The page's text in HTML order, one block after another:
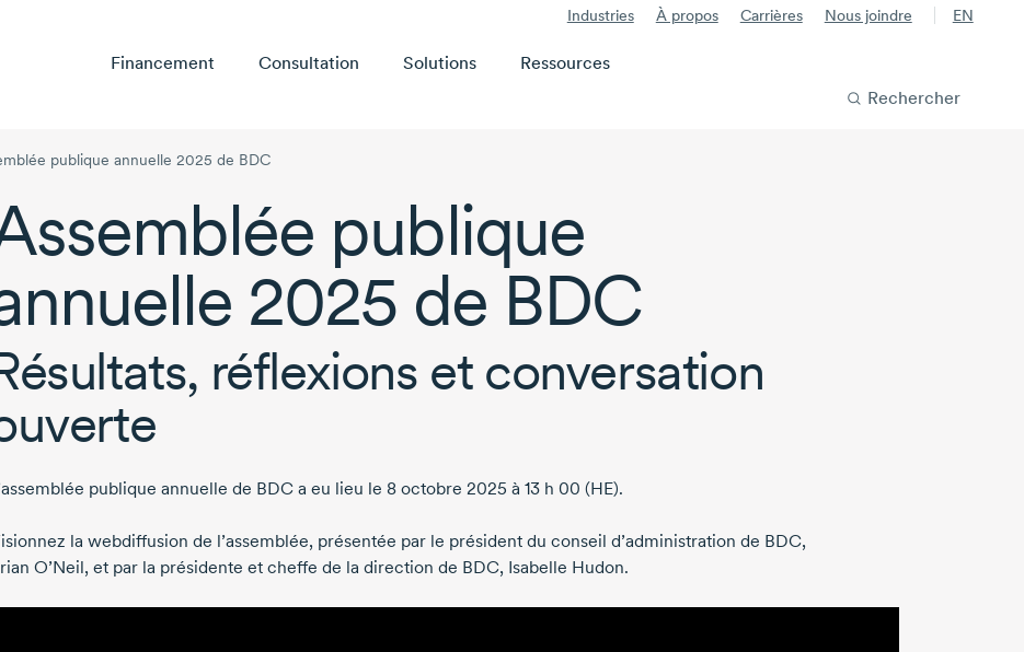
Industries À propos Carrières Nous joindre EN
Financement Consultation Solutions
Ressources
Rechercher
publique annuelle 2025 de BDC
publique
2025 de BDC
réflexions et conversation
publique annuelle de BDC a eu lieu le 8 octobre 2025 à 13 h 00 (HE).
la webdiffusion de l’assemblée, présentée par le président du conseil d’administration de BDC,
O’Neil, et par la présidente et cheffe de la direction de BDC, Isabelle Hudon.